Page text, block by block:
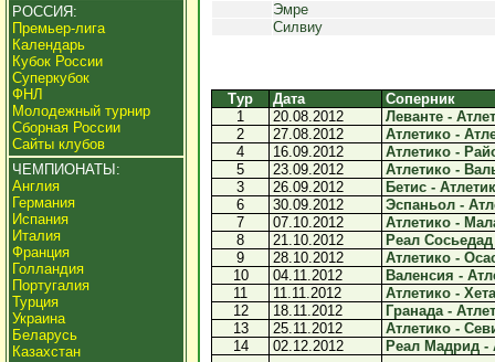
РОССИЯ:
Премьер-лига
Календарь
Кубок России
Суперкубок
ФНЛ
Молодежный турнир
Сборная России
Сайты клубов
ЧЕМПИОНАТЫ:
Англия
Германия
Испания
Италия
Франция
Голландия
Португалия
Турция
Украина
Беларусь
Казахстан
Эмре
Силвиу
Тур Дата
Соперник
1
20.08.2012
Леванте -
2
27.08.2012
Атлетико -
4
16.09.2012
Атлетико -
5
23.09.2012
Атлетико -
3
26.09.2012
Бетис -
6
30.09.2012
Эспаньол -
7
07.10.2012
Атлетико -
8
21.10.2012
Реал
9
28.10.2012
Атлетико -
10
04.11.2012
Валенсия -
11
11.11.2012
Атлетико -
12
18.11.2012
Гранада -
13
25.11.2012
Атлетико -
14
02.12.2012
Реал Мадрид -